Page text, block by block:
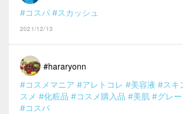
#コスパ #スカッシュ
2021/12/13
#hararyonn
#コスメマニア #アレトコレ #美容液 #スキ
スメ #化粧品 #コスメ購入品 #美肌 #グレ
#コスパ